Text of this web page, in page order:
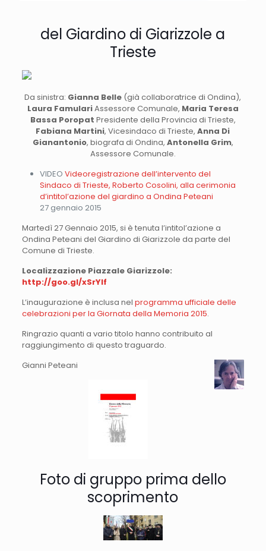
del Giardino di Giarizzole a
Trieste
Da sinistra: Gianna Belle (già collaboratrice di Ondina),
Laura FamulariAssessore Comunale, Maria Teresa
Bassa Poropat Presidente della Provincia di Trieste,
Fabiana Martini, Vicesindaco di Trieste,Anna Di
Gianantonio, biografa di Ondina, Antonella Grim,
Assessore Comunale.
VIDEO Videoregistrazione dell’intervento del
Sindaco di Trieste, Roberto Cosolini, alla cerimonia
d’intitol’azione del giardino a Ondina Peteani
27 gennaio 2015
Martedì 27 Gennaio 2015, si è tenuta l’intitol’azione a
Ondina Peteani del Giardino di Giarizzole da parte del
Comune di Trieste.
Localizzazione Piazzale Giarizzole:
http://goo.gl/xSrYIf
L’inaugurazione è inclusa nel programma ufficiale delle
celebrazioni per la Giornata della Memoria 2015.
Ringrazio quanti a vario titolo hanno contribuito al
raggiungimento di questo traguardo.
Gianni Peteani
Foto di gruppo prima dello
scoprimento